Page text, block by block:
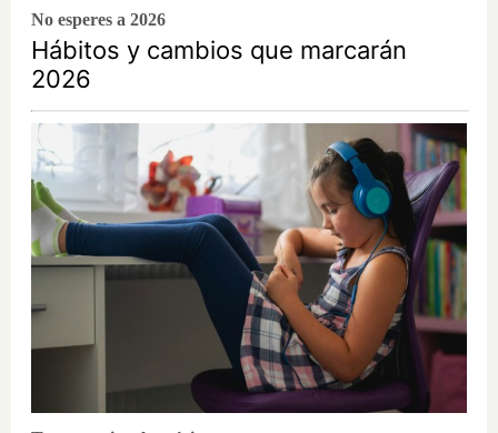
No esperes a 2026
Hábitos y cambios que marcarán
2026